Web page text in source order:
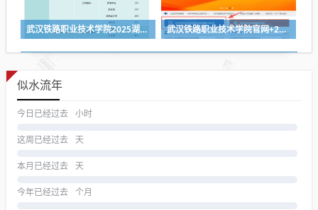
武汉铁路职业技术学院2025湖北省各专业组投档线 武汉铁路职业技术学院官网+2026招生录取结果查询入口
似水流年
今日已经过去 小时
这周已经过去 天
本月已经过去 天
今年已经过去 个月